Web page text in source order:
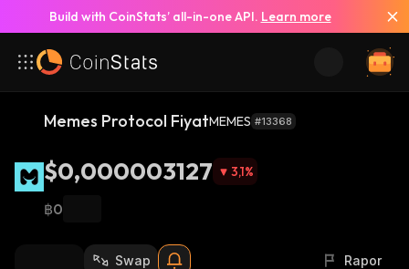
Build with CoinStats’ all-in-one API. Learn more
Memes Protocol FiyatMEMES #13368
$0,000003127 3,1%
฿0
Swap Rapor